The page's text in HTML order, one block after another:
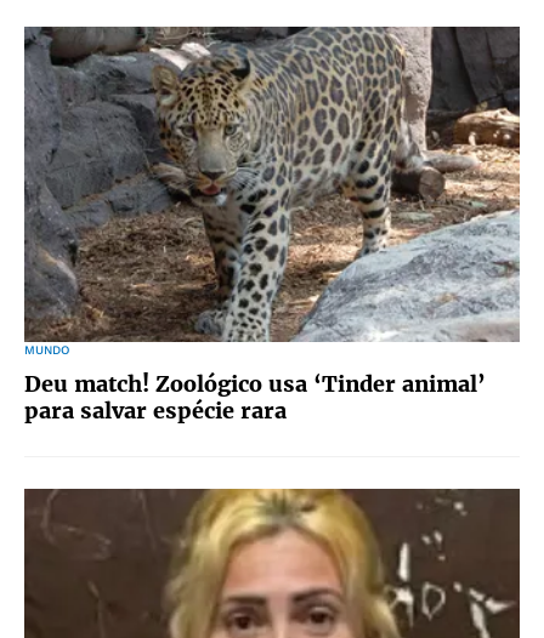
MUNDO
Deu match! Zoológico usa ‘Tinder animal’
para salvar espécie rara